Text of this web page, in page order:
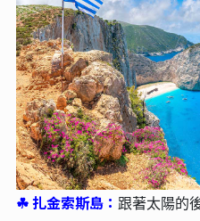
☘︎扎金索斯島： 跟著太陽的